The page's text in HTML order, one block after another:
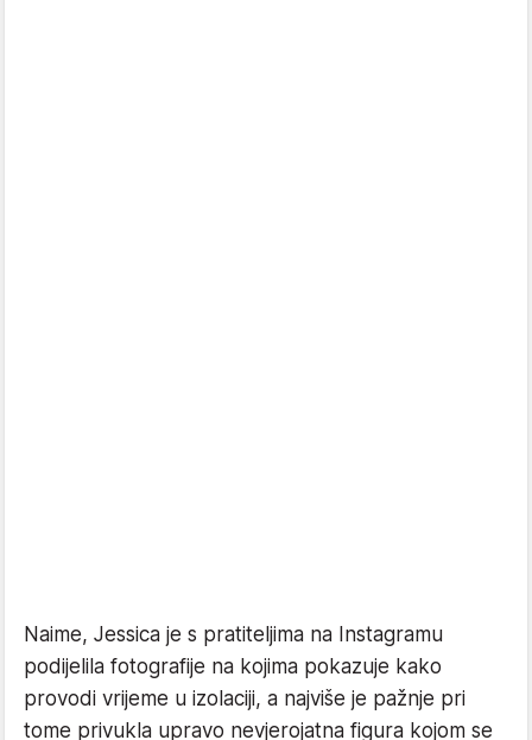
Naime, Jessica je s pratiteljima na Instagramu
podijelila fotografije na kojima pokazuje kako
provodi vrijeme u izolaciji, a najviše je pažnje pri
tome privukla upravo nevjerojatna figura kojom se